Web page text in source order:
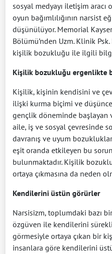
sosyal medyayı iletişim
oyun bağımlılığının narsist
düşünülüyor. Memorial
Bölümü’nden Uzm. Klinik
kişilik bozukluğu ile ilgili
Kişilik bozukluğu ergenlikte
Kişilik, kişinin kendisini ve
ilişki kurma biçimi ve
gençlik döneminde başlayan
aile, iş ve sosyal çevresinde
davranış ve uyum
eşit oranda etkileyen bu
bulunmaktadır. Kişilik
ortaya çıkmasına da neden
Kendilerini üstün görürler
Narsisizm, toplumdaki bazı
özgüven ile kendilerini
görmesiyle ortaya çıkan bir
insanlara göre kendilerini